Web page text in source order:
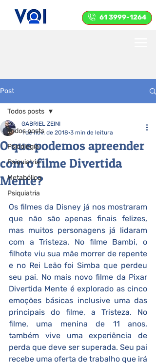
61 3999-1264
Post
Todos posts
Psicologia
Psiquiatria
Metabólica
Psiquiatria
Todos posts
O que podemos apreender
com o filme Divertida
Mente?
GABRIEL ZEINI
1 de nov. de 2018 3 min de leitura
Os filmes da Disney já nos mostraram
que não são apenas finais felizes,
mas muitos personagens já lidaram
com a Tristeza. No filme Bambi, o
filhote viu sua mãe morrer de repente
e no Rei Leão foi Simba que perdeu
seu pai. No mais novo filme da Pixar
Divertida Mente é explorado as cinco
emoções básicas inclusive uma das
principais do filme, a Tristeza. No
filme, uma menina de 11 anos,
também vive uma experiência de
perda que deve ser superada. Seu pai
recebe uma oferta de trabalho que irá